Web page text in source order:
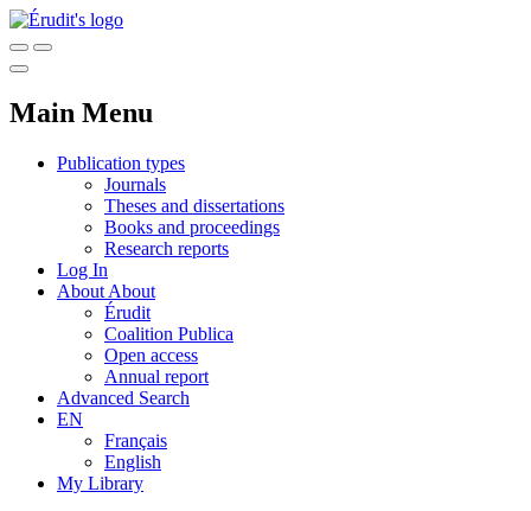
Main Menu
Publication types
Journals
Theses and dissertations
Books and proceedings
Research reports
Log In
About About
Érudit
Coalition Publica
Open access
Annual report
Advanced Search
EN
Français
English
My Library